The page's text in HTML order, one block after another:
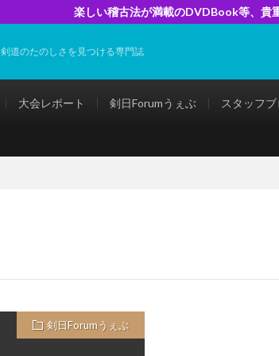
楽しい稽古法が満載のDVDBook等、貴
剣道のたのしさを見つける専門誌
大会レポート 剣日Forumうぇぶ スタッフ
剣日Forumうぇぶ